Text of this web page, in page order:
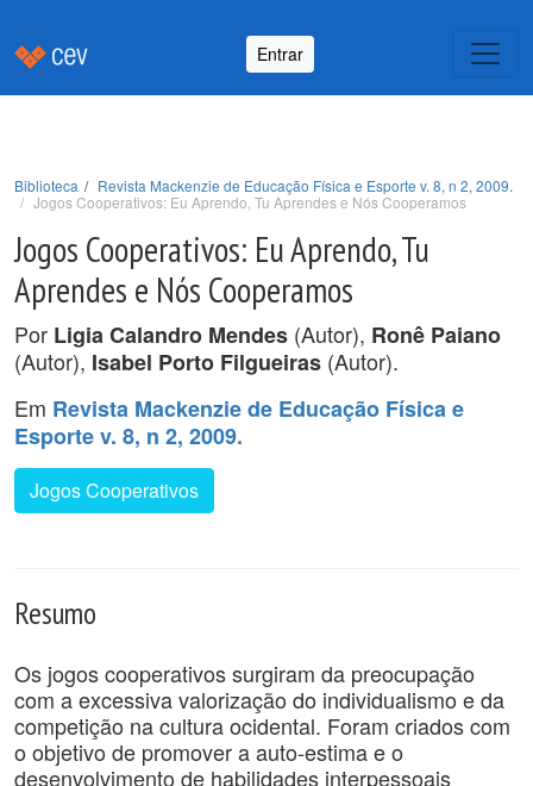
Entrar
Biblioteca
Revista Mackenzie de Educação Física e Esporte v. 8, n 2, 2009.
Jogos Cooperativos: Eu Aprendo, Tu Aprendes e Nós Cooperamos
Jogos Cooperativos: Eu Aprendo, Tu
Aprendes e Nós Cooperamos
Por Ligia Calandro Mendes (Autor), Ronê Paiano
(Autor), Isabel Porto Filgueiras (Autor).
Em Revista Mackenzie de Educação Física e
Esporte v. 8, n 2, 2009.
Jogos Cooperativos
Resumo
Os jogos cooperativos surgiram da preocupação
com a excessiva valorização do individualismo e da
competição na cultura ocidental. Foram criados com
o objetivo de promover a auto-estima e o
desenvolvimento de habilidades interpessoais